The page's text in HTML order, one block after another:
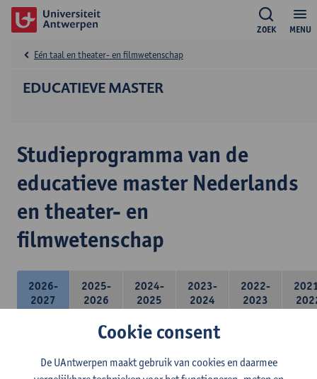
MENU
ZOEK
EDUCATIEVE MASTER
Eén taal en theater- en filmwetenschap
Studieprogramma van de
educatieve master Nederlands
en theater- en
filmwetenschap
2026-
2027
2025-
2026
2024-
2025
2023-
2024
2022-
2023
- Optie A : je kiest twee vakdidactieken
Cookie consent
De UAntwerpen maakt gebruik van cookies en daarmee